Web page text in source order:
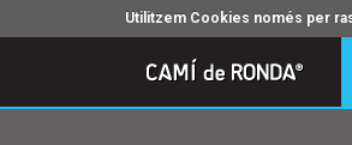
Utilitzem Cookies només per